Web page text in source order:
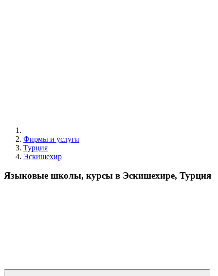
Фирмы и услуги
Турция
Эскишехир
Языковые школы, курсы в Эскишехире, Турция